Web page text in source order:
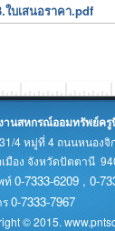
ใบเสนอราคา.pdf
านสหกรณ์ออมทรัพย์ค
4 หมู่ที่ 4 ถนนหนองจิ
เมือง จังหวัดปัตตานี
ท์0-7333-6209 , 0-
0-7333-7967
© 2015.